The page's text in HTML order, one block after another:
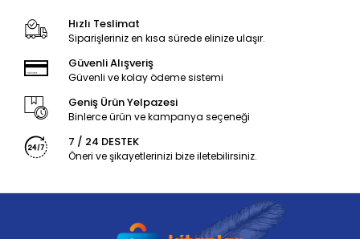
Hızlı Teslimat
Siparişleriniz en kısa sürede elinize ulaşır.
Güvenli Alışveriş
Güvenli ve kolay ödeme sistemi
Geniş Ürün Yelpazesi
Binlerce ürün ve kampanya seçeneği
7 / 24 DESTEK
Öneri ve şikayetlerinizi bize iletebilirsiniz.